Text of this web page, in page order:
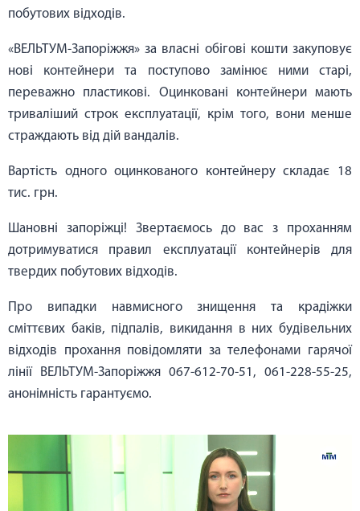
побутових відходів.
«ВЕЛЬТУМ-Запоріжжя» за власні обігові кошти закуповує
нові контейнери та поступово замінює ними старі,
переважно пластикові. Оцинковані контейнери мають
триваліший строк експлуатації, крім того, вони менше
страждають від дій вандалів.
Вартість одного оцинкованого контейнеру складає 18
тис. грн.
Шановні запоріжці! Звертаємось до вас з проханням
дотримуватися правил експлуатації контейнерів для
твердих побутових відходів.
Про випадки навмисного знищення та крадіжки
сміттєвих баків, підпалів, викидання в них будівельних
відходів прохання повідомляти за телефонами гарячої
лінії ВЕЛЬТУМ-Запоріжжя 067-612-70-51, 061-228-55-25,
анонімність гарантуємо.